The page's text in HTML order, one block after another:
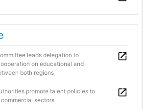
leads delegation to
on educational and
both regions
promote talent policies to
commercial sectors